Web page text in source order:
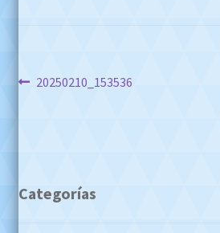
Navegación
Anterior:
20250210_153536
Categorías